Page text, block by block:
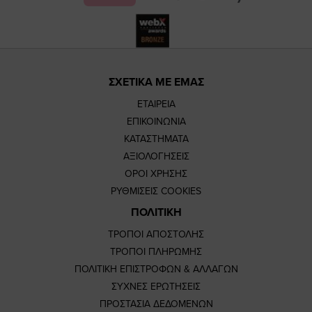
ΣΧΕΤΙΚΑ ΜΕ ΕΜΑΣ
ΕΤΑΙΡΕΙΑ
ΕΠΙΚΟΙΝΩΝΙΑ
ΚΑΤΑΣΤΗΜΑΤΑ
ΑΞΙΟΛΟΓΗΣΕΙΣ
ΟΡΟΙ ΧΡΗΣΗΣ
ΡΥΘΜΙΣΕΙΣ COOKIES
ΠΟΛΙΤΙΚΗ
ΤΡΟΠΟΙ ΑΠΟΣΤΟΛΗΣ
ΤΡΟΠΟΙ ΠΛΗΡΩΜΗΣ
ΠΟΛΙΤΙΚΗ ΕΠΙΣΤΡΟΦΩΝ & ΑΛΛΑΓΩΝ
ΣΥΧΝΕΣ ΕΡΩΤΗΣΕΙΣ
ΠΡΟΣΤΑΣΙΑ ΔΕΔΟΜΕΝΩΝ